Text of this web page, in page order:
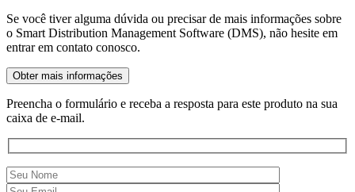
Se você tiver alguma dúvida ou precisar de mais informações sobre
o Smart Distribution Management Software (DMS), não hesite em
entrar em contato conosco.
Obter mais informações
Preencha o formulário e receba a resposta para este produto na sua
caixa de e-mail.